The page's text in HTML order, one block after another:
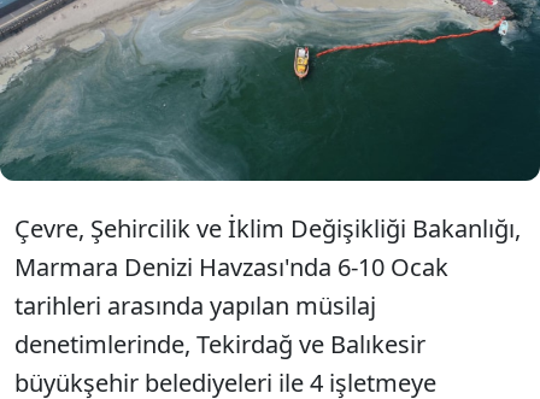
arasında gerçekleştirilen müsilaj
denetimlerinde Tekirdağ ve Balıkesir
büyükşehir belediyeleri ile 4 işletmeye toplam
10,3 milyon TL ceza kesildiğini açıkladı.
Çevre, Şehircilik ve İklim Değişikliği Bakanlığı,
Marmara Denizi Havzası'nda 6-10 Ocak
tarihleri arasında yapılan müsilaj
denetimlerinde, Tekirdağ ve Balıkesir
büyükşehir belediyeleri ile 4 işletmeye